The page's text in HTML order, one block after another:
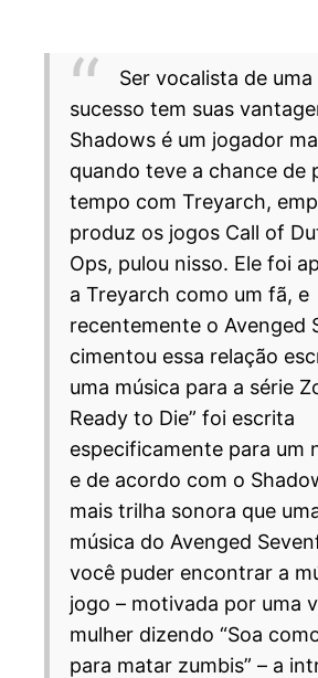
Ser vocalista de
sucesso tem suas
Shadows é um jogador
quando teve a chance de
tempo com Treyarch,
produz os jogos Call of
Ops, pulou nisso. Ele foi
a Treyarch como um fã, e
recentemente o Avenged
cimentou essa relação
uma música para a série
Ready to Die” foi escrita
especificamente para um
e de acordo com o
mais trilha sonora que
música do Avenged
você puder encontrar a
jogo – motivada por uma
mulher dizendo “Soa
para matar zumbis” – a